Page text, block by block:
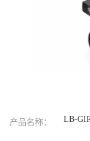
产品名称： LB-